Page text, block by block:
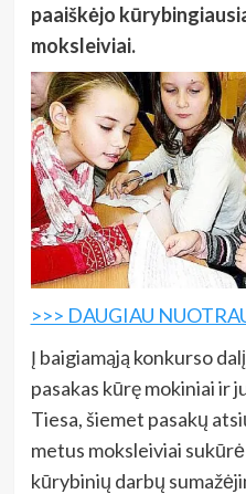
paaiškėjo
moksleiviai.
>>> DAUGIAU
Į baigiamąją konkurso
pasakas kūrę mokiniai ir
Tiesa, šiemet pasakų
metus moksleiviai
kūrybinių darbų